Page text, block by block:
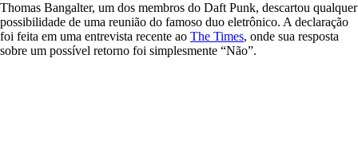
Thomas Bangalter, um dos membros do Daft Punk, descartou qualquer
possibilidade de uma reunião do famoso duo eletrônico. A declaração
foi feita em uma entrevista recente ao The Times, onde sua resposta
sobre um possível retorno foi simplesmente “Não”.